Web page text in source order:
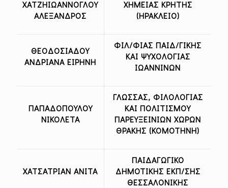
ΧΑΤΖΗΙΩΑΝΝΟΓΛΟΥ
ΑΛΕΞΑΝΔΡΟΣ
ΧΗΜΕΙΑΣ ΚΡΗΤΗΣ
(ΗΡΑΚΛΕΙΟ)
ΘΕΟΔΟΣΙΑΔΟΥ
ΑΝΔΡΙΑΝΑ ΕΙΡΗΝΗ
ΦΙΛ/ΦΙΑΣ ΠΑΙΔ/ΓΙΚΗΣ
ΚΑΙ ΨΥΧΟΛΟΓΙΑΣ
ΙΩΑΝΝΙΝΩΝ
ΠΑΠΑΔΟΠΟΥΛΟΥ
ΝΙΚΟΛΕΤΑ
ΓΛΩΣΣΑΣ, ΦΙΛΟΛΟΓΙΑΣ
ΚΑΙ ΠΟΛΙΤΙΣΜΟΥ
ΠΑΡΕΥΞΕΙΝΙΩΝ ΧΩΡΩΝ
ΘΡΑΚΗΣ (ΚΟΜΟΤΗΝΗ)
ΧΑΤΣΑΤΡΙΑΝ ΑΝΙΤΑ
ΠΑΙΔΑΓΩΓΙΚΟ
ΔΗΜΟΤΙΚΗΣ ΕΚΠ/ΣΗΣ
ΘΕΣΣΑΛΟΝΙΚΗΣ